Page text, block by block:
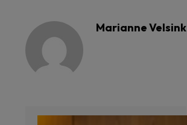
Marianne Velsink